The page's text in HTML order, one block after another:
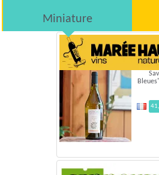
Miniature